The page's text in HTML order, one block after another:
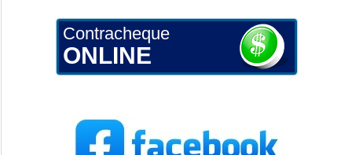
Contracheque
ONLINE